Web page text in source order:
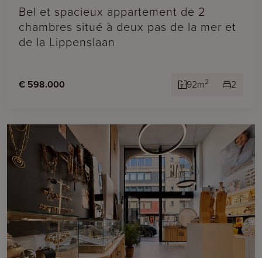
Bel et spacieux appartement de 2
chambres situé à deux pas de la mer et
de la Lippenslaan
€ 598.000 92m2 2